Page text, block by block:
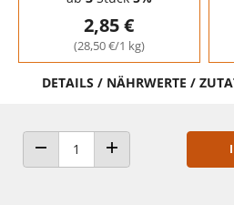
2,85 €
(28,50 €/1 kg)
DETAILS / NÄHRWERTE /
ANZAHL VERRINGERNANZAHL ERHÖHEN